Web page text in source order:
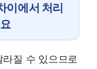
이에서 처리
질 수 있으므로